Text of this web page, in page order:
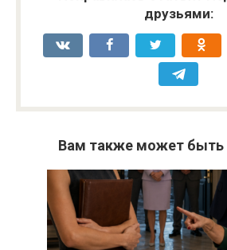
друзьями:
Вам также может быть